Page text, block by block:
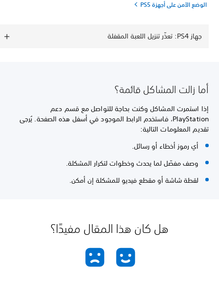
الوضع الآمن على أجهزة PS5
جهاز PS4: تعذّر تنزيل اللعبة المقفلة
أما زالت المشاكل قائمة؟
إذا استمرت المشاكل وكنت بحاجة للتواصل مع قسم دعم
PlayStation، فاستخدم الرابط الموجود في أسفل هذه الصفحة. يُرجى
تقديم المعلومات التالية:
أي رموز أخطاء أو رسائل.
وصف مفصّل لما يحدث وخطوات لتكرار المشكلة.
لقطة شاشة أو مقطع فيديو للمشكلة إن أمكن.
هل كان هذا المقال مفيدًا؟